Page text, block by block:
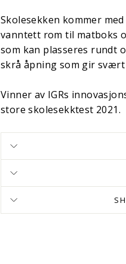
Skolesekken kommer
vanntett rom til matboks
som kan plasseres rundt
skrå åpning som gir
Vinner av IGRs
store skolesekktest 2021.